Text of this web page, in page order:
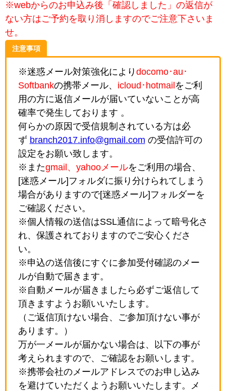
※webからのお申込み後「確認しました」の返信が
ない方はご予約を取り消しますのでご注意下さいま
せ。
注意事項
※迷惑メール対策強化により docomo･au･
Softbankの携帯メール、 icloud･hotmail をご利
用の方に返信メールが届いていないことが高
確率で発生しております 。
何らかの原因で受信規制されている方は必
ず branch2017.info@gmail.com の受信許可の
設定をお願い致します。
※またgmail、yahooメールをご利用の場合、
[迷惑メール]フォルダに振り分けられてしまう
場合がありますので[迷惑メール]フォルダーを
ご確認ください。
※個人情報の送信はSSL通信によって暗号化さ
れ、保護されておりますのでご安心くださ
い。
※申込の送信後にすぐに参加受付確認のメー
ルが自動で届きます。
※自動メールが届きましたら必ずご返信して
頂きますようお願いいたします。
（ご返信頂けない場合、ご参加頂けない事が
あります。）
万が一メールが届かない場合は、以下の事が
考えられますので、ご確認をお願いします。
※携帯会社のメールアドレスでのお申し込み
を避けていただくようお願いいたします。メ